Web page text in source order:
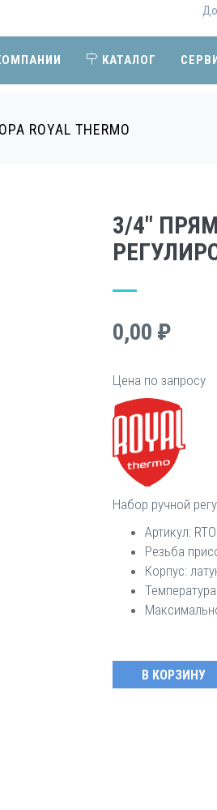
КАТАЛОГ
ROYAL THERMO
3/4"
0,00 ₽
Цена по запросу
Набор ручной
Артикул:
Резьба
Корпус: